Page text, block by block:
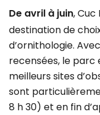
De avril à juin,
destination de
d’ornithologie.
recensées, le parc
meilleurs sites
sont
8 h 30) et en fin